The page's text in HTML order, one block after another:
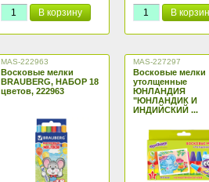
В корзину
В
MAS-222963
Восковые мелки
BRAUBERG, НАБОР 18
цветов, 222963
MAS-227297
Восковые мелки
утолщенные
ЮНЛАНДИЯ
"ЮНЛАНДИК И
ИНДИЙСКИЙ ...